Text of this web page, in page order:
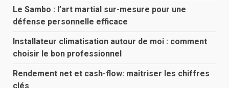
Le Sambo : l’art martial sur-mesure pour une
défense personnelle efficace
Installateur climatisation autour de moi : comment
choisir le bon professionnel
Rendement net et cash-flow: maîtriser les chiffres
clés